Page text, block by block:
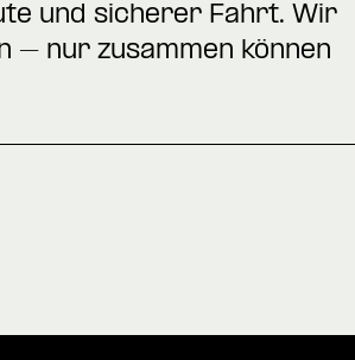
und sicherer Fahrt. Wir
– nur zusammen können